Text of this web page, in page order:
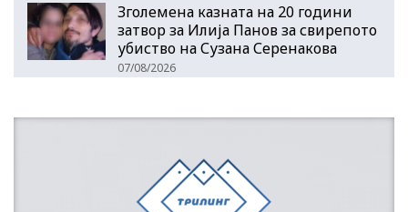
Зголемена казната на 20 години
затвор за Илија Панов за свирепото
убиство на Сузана Серенакова
07/08/2026